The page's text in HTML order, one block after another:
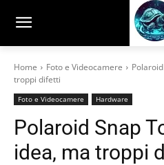
Home Foto e Videocamere
troppi difetti
Foto e Videocamere Hardware
Polaroid Snap
idea, ma troppi